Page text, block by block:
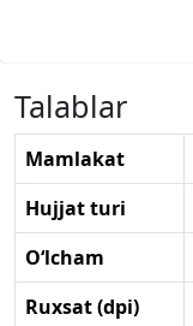
Talablar
Mamlakat
Hujjat turi
O‘lcham
Ruxsat (dpi)